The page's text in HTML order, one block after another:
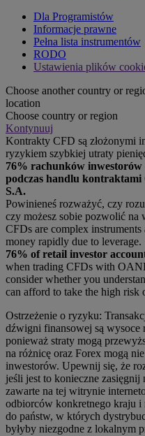
Dla Programistów
Informacje prawne
Pełna lista instrumentów
RODO
Ustawienia plików
Choose another country or
location
Choose country or region
Kontynuuj
Kontrakty CFD są złożonymi
ryzykiem szybkiej utraty
76% rachunków
podczas handlu
S.A.
Powinieneś rozważyć, czy
czy możesz sobie pozwolić
CFDs are complex
money rapidly due to leverage.
76% of retail investor
when trading CFDs with
consider whether you
can afford to take the high risk
Ostrzeżenie o ryzyku:
dźwigni finansowej są wysoce
ponieważ straty mogą
na różnicę oraz Forex mogą
inwestorów. Upewnij się, że
jeśli jest to konieczne
zawarte na tej witrynie
odbiorców konkretnego kraju i
do państw, w których
byłyby niezgodne z lokalnym